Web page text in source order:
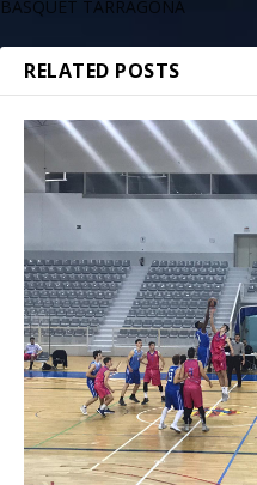
BÀSQUET TARRAGONA
RELATED POSTS